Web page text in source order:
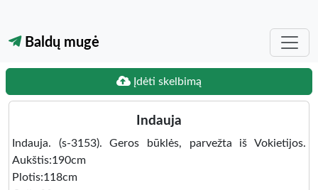
Baldų mugė
Įdėti skelbimą
Indauja
Indauja. (s-3153). Geros būklės, parvežta iš Vokietijos.
Aukštis:190cm
Plotis:118cm